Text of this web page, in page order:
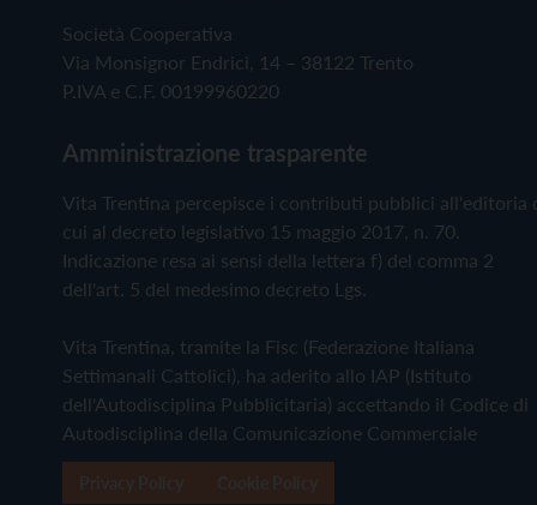
Società Cooperativa
Via Monsignor Endrici, 14 – 38122 Trento
P.IVA e C.F. 00199960220
Amministrazione trasparente
Vita Trentina percepisce i contributi pubblici all'editoria
cui al decreto legislativo 15 maggio 2017, n. 70.
Indicazione resa ai sensi della lettera f) del comma 2
dell'art. 5 del medesimo decreto Lgs.
Vita Trentina, tramite la Fisc (Federazione Italiana
Settimanali Cattolici), ha aderito allo IAP (Istituto
dell'Autodisciplina Pubblicitaria) accettando il Codice di
Autodisciplina della Comunicazione Commerciale